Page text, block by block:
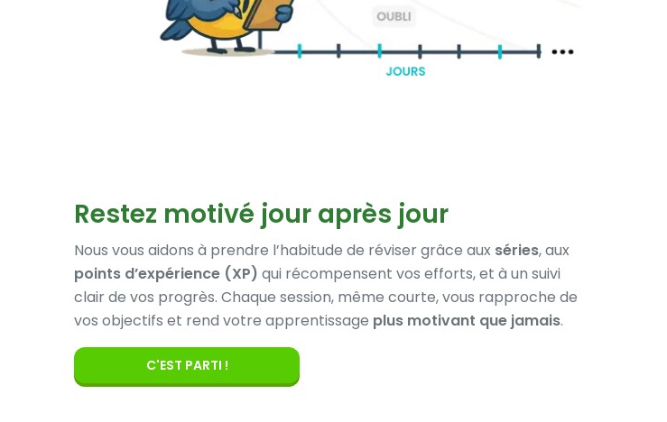
Restez motivé jour après jour
Nous vous aidons à prendre l’habitude de réviser grâce aux séries, aux
points d’expérience (XP) qui récompensent vos efforts, et à un suivi
clair de vos progrès. Chaque session, même courte, vous rapproche de
vos objectifs et rend votre apprentissage plus motivant que jamais.
C'EST PARTI !